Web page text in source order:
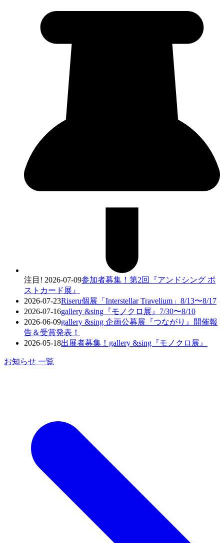
注目! 2026-07-09参加者募集！第2回『アンドシング ポ
ストカード展』
2026-07-23Riseru個展「Interstellar Travelium」8/13〜8/17
2026-07-16gallery &sing『モノクロ展』7/30〜8/10
2026-06-09gallery &sing 企画公募展『つながり』開催報
告＆受賞発表！
2026-05-18出展者募集！gallery &sing『モノクロ展』
お知らせ 一覧